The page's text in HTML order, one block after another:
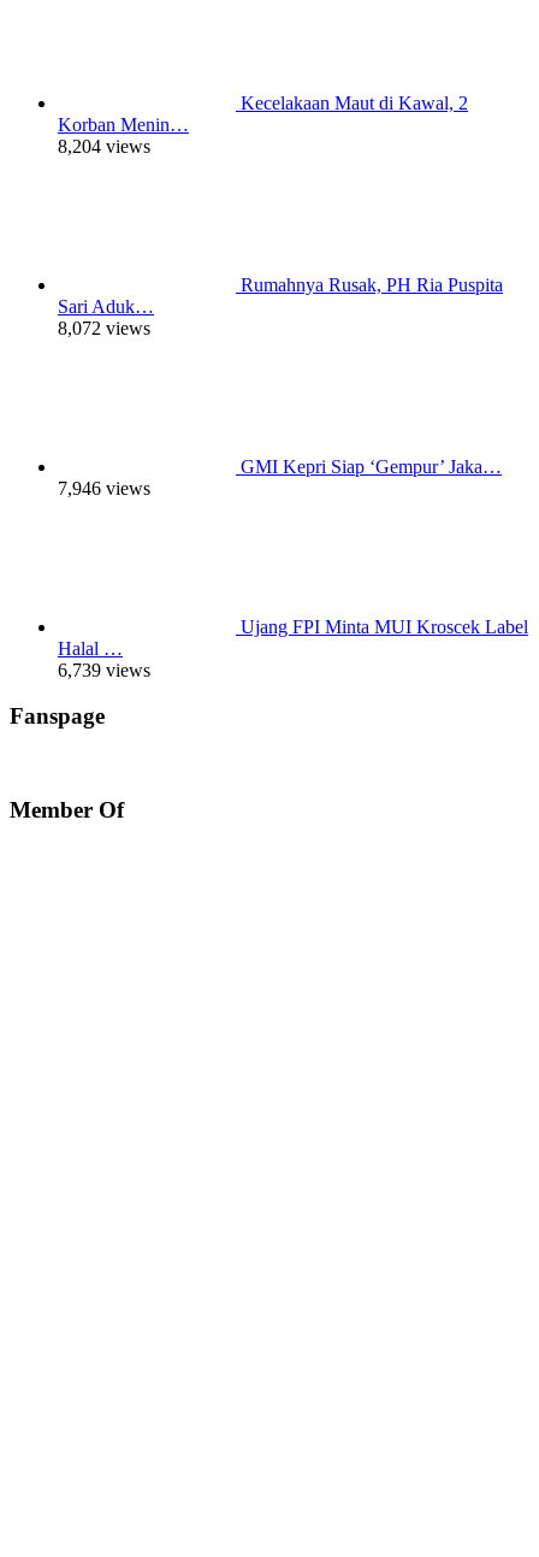
Kecelakaan Maut di Kawal, 2
Korban Menin…
8,204 views
Rumahnya Rusak, PH Ria Puspita
Sari Aduk…
8,072 views
GMI Kepri Siap ‘Gempur’ Jaka…
7,946 views
Ujang FPI Minta MUI Kroscek Label
Halal …
6,739 views
Fanspage
Member Of